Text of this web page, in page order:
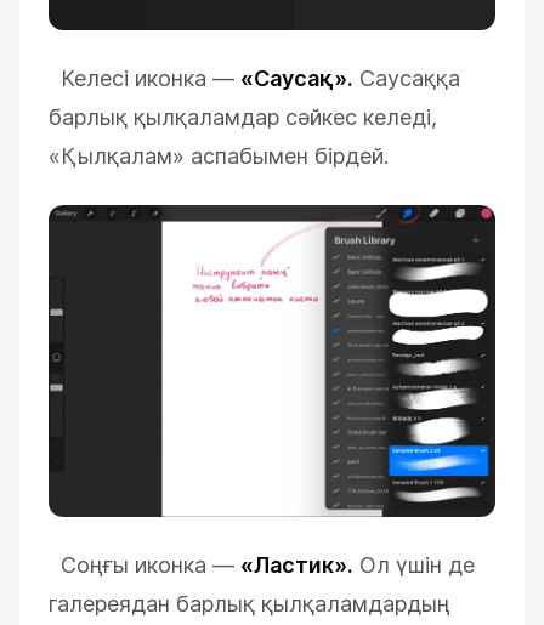
Келесі иконка — «Саусақ». Саусаққа
барлық қылқаламдар сәйкес келеді,
«Қылқалам» аспабымен бірдей.
Соңғы иконка — «Ластик». Ол үшін де
галереядан барлық қылқаламдардың